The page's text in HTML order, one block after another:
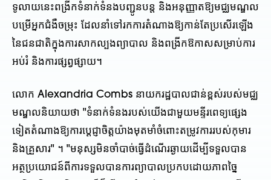
ទូលាយនេះពង្រីកទំនាក់ទំនងបញ្ជូនបន្ត និងអនុញ្ញាតឱ្យមជ្ឈមណ្ឌល
បម្រើអ្នកជំងឺចម្រុះ ដែលនាំទៅរកការតំណាងឱ្យកាន់តែប្រសើរឡើង
នៃជនជាតិក្នុងការសាកល្បងព្យាបាល និងពង្រីកឱកាសសម្រាប់ការ
អប់រំ និងការផ្សព្វផ្សាយ។
លោក Alexandria Combs នាយករដ្ឋបាលជាន់ខ្ពស់របស់មជ្ឈ
មណ្ឌលនិយាយថា "ទំនាក់ទំនងរបស់យើងជាមួយមន្ទីរពេទ្យផ្សេង
ទៀតតំណាងឱ្យការប្តេជ្ញាចិត្តយ៉ាងមុតមាំចំពោះតម្រូវការរបស់កុមារ
និងគ្រួសារ" ។ "មនុស្សមិនចាំបាច់ធ្វើដំណើរឆ្ងាយដើម្បីទទួលបាន
អត្ថប្រយោជន៍ពីការទទួលបានការព្យាបាលប្រកបដោយភាពច្នៃ